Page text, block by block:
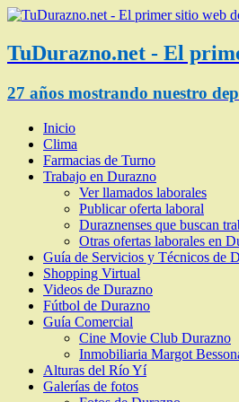
TuDurazno.net - El
27 años mostrando nuestro
Inicio
Clima
Farmacias de Turno
Trabajo en Durazno
Ver llamados laborales
Publicar oferta laboral
Duraznenses que buscan
Otras ofertas laborales en
Guía de Servicios y Técnicos de
Shopping Virtual
Videos de Durazno
Fútbol de Durazno
Guía Comercial
Cine Movie Club Durazno
Inmobiliaria Margot
Alturas del Río Yí
Galerías de fotos